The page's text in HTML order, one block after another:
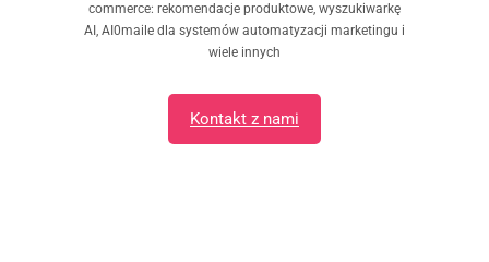
commerce: rekomendacje produktowe, wyszukiwarkę
AI, AI0maile dla systemów automatyzacji marketingu i
wiele innych
Kontakt z nami